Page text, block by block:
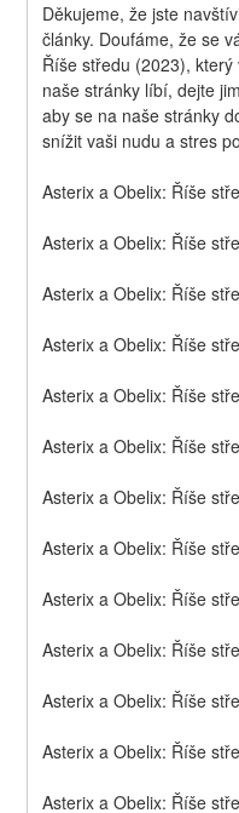
Děkujeme, že jste
články. Doufáme, že se
Říše středu (2023),
naše stránky líbí, dejte
aby se na naše stránky
snížit vaši nudu a stres
Asterix a Obelix: Říše
Asterix a Obelix: Říše
Asterix a Obelix: Říše
Asterix a Obelix: Říše
Asterix a Obelix: Říše
Asterix a Obelix: Říše
Asterix a Obelix: Říše
Asterix a Obelix: Říše
Asterix a Obelix: Říše
Asterix a Obelix: Říše
Asterix a Obelix: Říše
Asterix a Obelix: Říše
Asterix a Obelix: Říše